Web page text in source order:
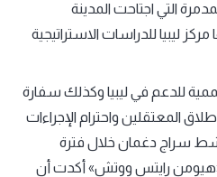
التي اجتاحت المدينة
ليبيا للدراسات الاستراتيجية
للدعم في ليبيا وكذلك سفارة
المعتقلين واحترام الإجراءات
سراج دغمان خلال فترة
«هيومن رايتس ووتش» أكدت أن